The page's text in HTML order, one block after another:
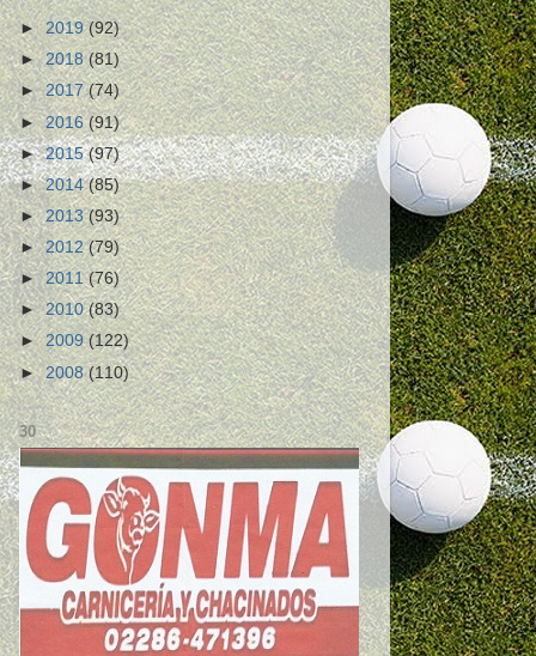
► 2019(92)
►2018(81)
► 2017(74)
►2016(91)
►2015(97)
►2014(85)
►2013(93)
►2012(79)
►2011(76)
►2010(83)
►2009(122)
► 2008(110)
30